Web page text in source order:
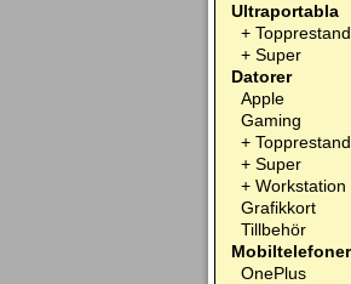
Ultraportabla
+
+ Super
Datorer
Apple
Gaming
+
+ Super
+ Workstation
Grafikkort
Tillbehör
Mobiltelefoner
OnePlus